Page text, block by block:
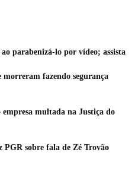
parabenizá-lo por vídeo; assista
fazendo segurança
multada na Justiça do
PGR sobre fala de Zé Trovão